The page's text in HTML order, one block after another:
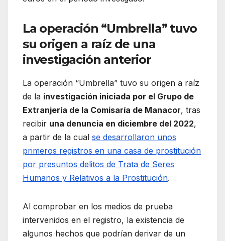
La operación “Umbrella” tuvo
su origen a raíz de una
investigación anterior
La operación “Umbrella” tuvo su origen a raíz
de la investigación iniciada por el Grupo de
Extranjería de la Comisaría de Manacor, tras
recibir una denuncia en diciembre del 2022,
a partir de la cual se desarrollaron unos
primeros registros en una casa de prostitución
por presuntos delitos de Trata de Seres
Humanos y Relativos a la Prostitución.
Al comprobar en los medios de prueba
intervenidos en el registro, la existencia de
algunos hechos que podrían derivar de un